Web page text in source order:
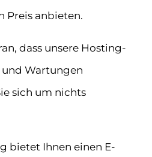
Preis anbieten.
dass unsere Hosting-
und Wartungen
sich um nichts
bietet Ihnen einen E-